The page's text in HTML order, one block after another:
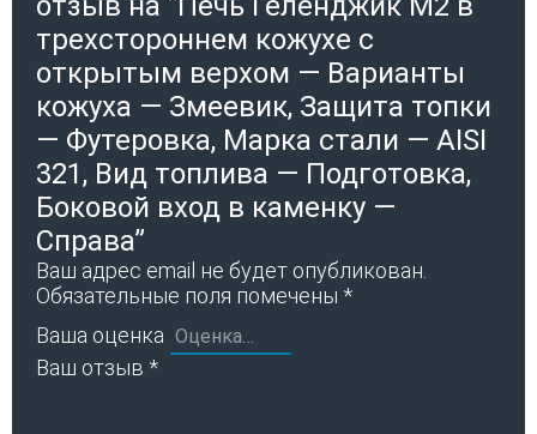
трехстороннем кожухе с
открытым верхом — Варианты
кожуха — Змеевик, Защита топки
— Футеровка, Марка стали — AISI
321, Вид топлива — Подготовка,
Боковой вход в каменку —
Справа”
Ваш адрес email не будет опубликован.
Обязательные поля помечены *
Ваша оценка
Ваш отзыв *